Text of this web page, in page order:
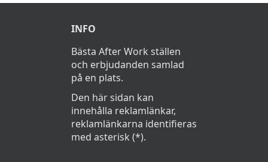
INFO
Bästa After Work ställen
och erbjudanden samlad
på en plats.
Den här sidan kan
innehålla reklamlänkar,
reklamlänkarna identifieras
med asterisk (*).